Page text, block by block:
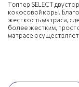
Топпер SELECT
кокосовой коры.
жесткость матраса,
более жестким,
матрасе